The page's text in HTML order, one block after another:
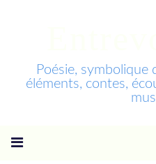
Poésie, symbolique
éléments, contes,